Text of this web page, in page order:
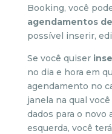
Booking, você
agendamentos
possível inserir,
Se você quiser
no dia e hora em
agendamento no
janela na qual
dados para o novo
esquerda, você